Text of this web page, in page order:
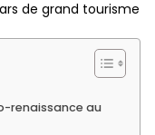
de grand tourisme
renaissance au